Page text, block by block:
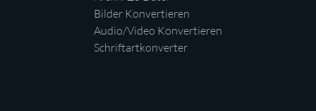
Bilder Konvertieren
Audio/Video Konvertieren
Schriftartkonverter